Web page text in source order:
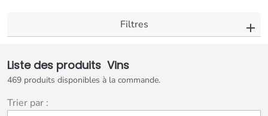
Filtres
Liste des produits Vins
469 produits disponibles à la commande.
Trier par :